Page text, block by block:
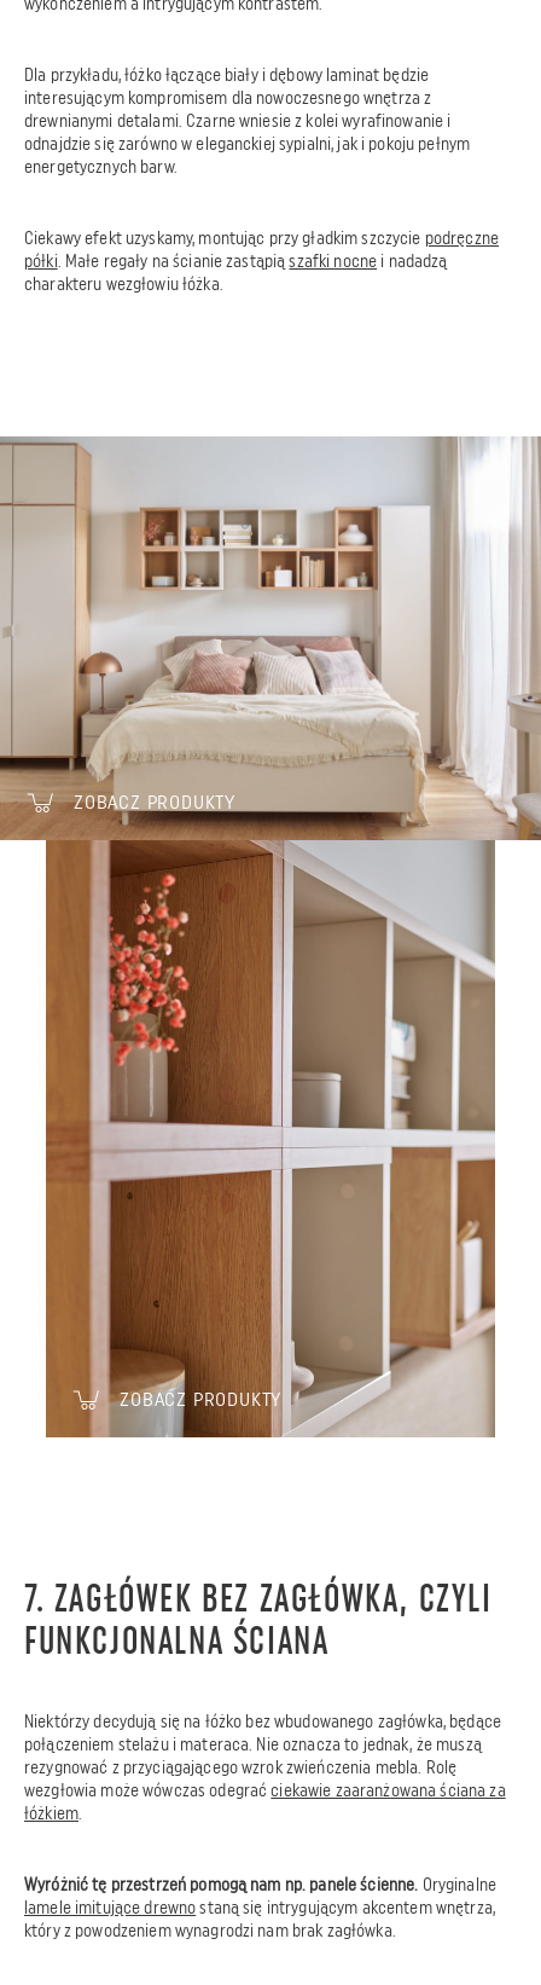
Dla przykładu, łóżko łączące biały i dębowy laminat będzie
interesującym kompromisem dla nowoczesnego wnętrza z
drewnianymi detalami. Czarne wniesie z kolei wyrafinowanie i
odnajdzie się zarówno w eleganckiej sypialni, jak i pokoju pełnym
energetycznych barw.
Ciekawy efekt uzyskamy, montując przy gładkim szczycie podręczne
półki. Małe regały na ścianie zastąpiąszafki nocne i nadadzą
charakteru wezgłowiu łóżka.
ZOBACZ PRODUKTY
ZOBACZ PRODUKTY
7. ZAGŁÓWEK BEZ ZAGŁÓWKA, CZYLI
FUNKCJONALNA ŚCIANA
Niektórzy decydują się na łóżko bez wbudowanego zagłówka, będące
połączeniem stelażu i materaca. Nie oznacza to jednak, że muszą
rezygnować z przyciągającego wzrok zwieńczenia mebla. Rolę
wezgłowia może wówczas odegraćciekawie zaaranżowana ściana za
łóżkiem.
Wyróżnić tę przestrzeń pomogą nam np. panele ścienne. Oryginalne
lamele imitujące drewnostaną się intrygującym akcentem wnętrza,
który z powodzeniem wynagrodzi nam brak zagłówka.